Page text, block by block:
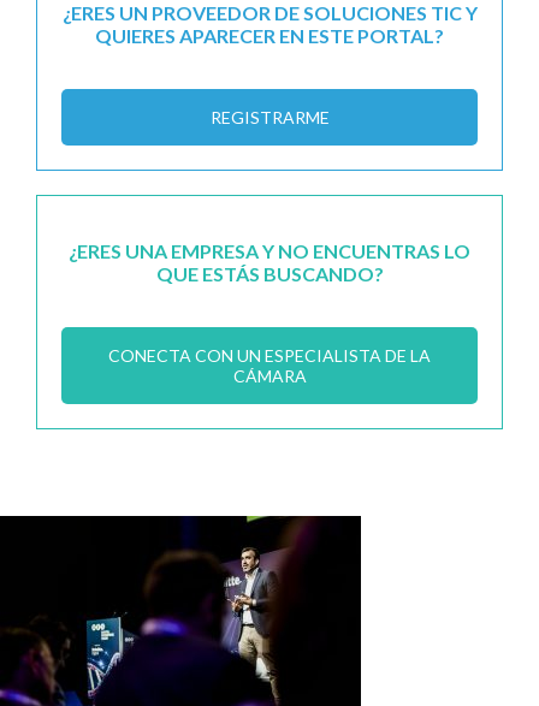
¿ERES UN PROVEEDOR DE SOLUCIONES TIC Y
QUIERES APARECER EN ESTE PORTAL?
REGISTRARME
¿ERES UNA EMPRESA Y NO ENCUENTRAS LO
QUE ESTÁS BUSCANDO?
CONECTA CON UN ESPECIALISTA DE LA
CÁMARA